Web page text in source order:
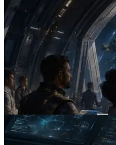
2026.07.04
ERPC startet x402-
Der Beginn einer
APIs bei Bedarf
Lesen Sie diesen Artikel